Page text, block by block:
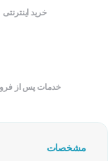
خرید اینترنتی
خدمات پس از
مشخصات